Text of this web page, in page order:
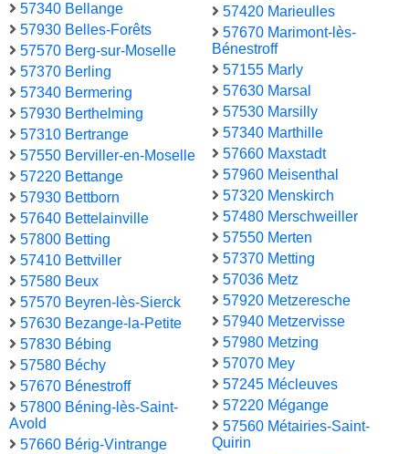
57340 Bellange
57930 Belles-Forêts
57570 Berg-sur-Moselle
57370 Berling
57340 Bermering
57930 Berthelming
57310 Bertrange
57550 Berviller-en-Moselle
57220 Bettange
57930 Bettborn
57640 Bettelainville
57800 Betting
57410 Bettviller
57580 Beux
57570 Beyren-lès-Sierck
57630 Bezange-la-Petite
57830 Bébing
57580 Béchy
57670 Bénestroff
57800 Béning-lès-Saint-
Avold
57660 Bérig-Vintrange
57420 Marieulles
57670 Marimont-lès-
Bénestroff
57155 Marly
57630 Marsal
57530 Marsilly
57340 Marthille
57660 Maxstadt
57960 Meisenthal
57320 Menskirch
57480 Merschweiller
57550 Merten
57370 Metting
57036 Metz
57920 Metzeresche
57940 Metzervisse
57980 Metzing
57070 Mey
57245 Mécleuves
57220 Mégange
57560 Métairies-Saint-
Quirin